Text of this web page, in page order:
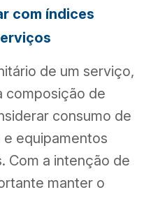
com índices
de um serviço,
composição de
consumo de
e equipamentos
Com a intenção de
manter o